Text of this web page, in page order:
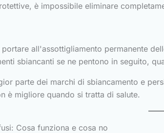
è impossibile eliminare
all'assottigliamento permanente
sbiancanti se ne pentono in seguito,
parte dei marchi di sbiancamento e
è migliore quando si tratta di salute.
Cosa funziona e cosa no